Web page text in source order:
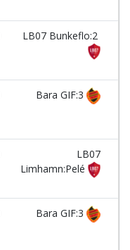
LB07 Bunkeflo:2
Bara GIF:3
LB07
Limhamn:Pelé
Bara GIF:3